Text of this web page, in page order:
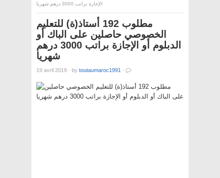
الإجازة براتب 3000 درهم شهريا
مطلوب 192 أستاذ(ة) للتعليم
الخصوصي حاصلين على الباك أو
الدبلوم أو الإجازة براتب 3000 درهم
شهريا
19 avril 2019 · by toutaumaroc1991 ·